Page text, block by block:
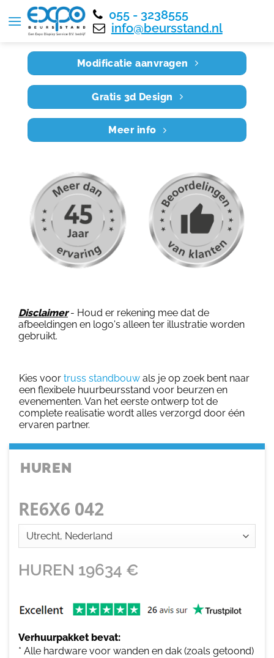
055 - 3238555
info@beursstand.nl
Home RE6X6 042
Modificatie aanvragen
Gratis 3d Design
Meer info
Disclaimer- Houd er rekening mee dat de
afbeeldingen en logo's alleen ter illustratie worden
gebruikt.
Kies voor truss standbouw als je op zoek bent naar
een flexibele huurbeursstand voor beurzen en
evenementen. Van het eerste ontwerp tot de
complete realisatie wordt alles verzorgd door één
ervaren partner.
HUREN
RE6X6 042
HUREN 19634 €
Verhuurpakket bevat:
* Alle hardware voor wanden en dak (zoals getoond)